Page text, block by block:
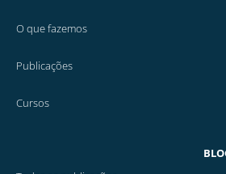
O que fazemos
Publicações
Cursos